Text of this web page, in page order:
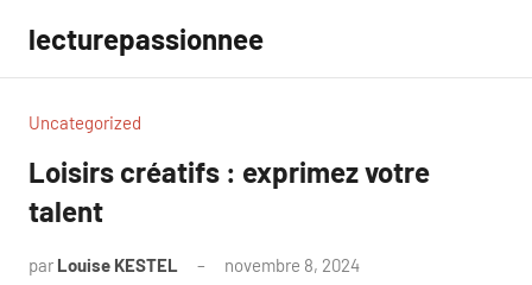
contenu
lecturepassionnee
Uncategorized
Loisirs créatifs : exprimez votre
talent
par Louise KESTEL novembre 8, 2024